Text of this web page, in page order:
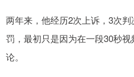
两年来，他经历2次上诉，3次
罚，最初只是因为在一段30秒
论。